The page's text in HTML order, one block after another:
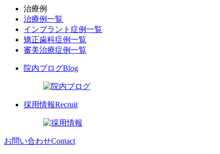
治療例
治療例一覧
インプラント症例一覧
矯正歯科症例一覧
審美治療症例一覧
院内ブログBlog
採用情報Recruit
お問い合わせContact